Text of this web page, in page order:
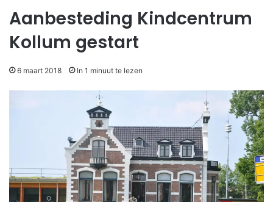
Aanbesteding Kindcentrum
Kollum gestart
6 maart 2018 In 1 minuut te lezen